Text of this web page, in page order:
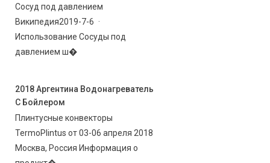
Сосуд под давлением
Википедия2019-7-6 ·
Использование Сосуды под
давлением ш�
2018 Аргентина Водонагреватель
С Бойлером
Плинтусные конвекторы
TermoPlintus от 03-06 апреля 2018
Москва, Россия Информация о